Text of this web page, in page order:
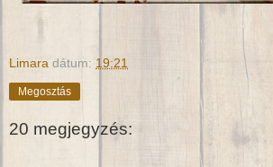
Limara dátum: 19:21
Megosztás
20 megjegyzés: